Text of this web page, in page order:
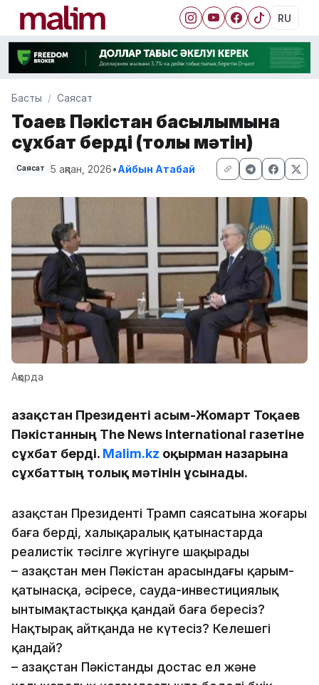
RU
Басты Саясат
Тоқаев Пәкістан басылымына
сұхбат берді (толық мәтін)
Саясат 5 ақпан, 2026•Айбын Атабай
Ақорда
Қазақстан Президенті Қасым-Жомарт Тоқаев
Пәкістанның The News International газетіне
сұхбат берді. Malim.kz оқырман назарына
сұхбаттың толық мәтінін ұсынады.
Қазақстан Президенті Трамп саясатына жоғары
баға берді, халықаралық қатынастарда
реалистік тәсілге жүгінуге шақырады
– Қазақстан мен Пәкістан арасындағы қарым-
қатынасқа, әсіресе, сауда-инвестициялық
ынтымақтастыққа қандай баға бересіз?
Нақтырақ айтқанда не күтесіз? Келешегі
қандай?
– Қазақстан Пәкістанды достас ел және